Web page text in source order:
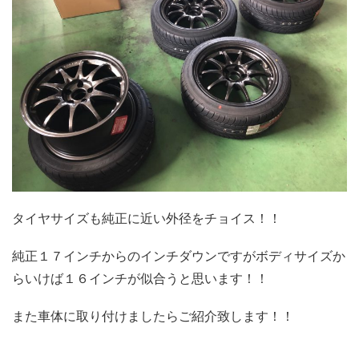
タイヤサイズも純正に近い外径をチョイス！！
純正１７インチからのインチダウンですがボディサイズか
らいけば１６インチが似合うと思います！！
また車体に取り付けましたらご紹介致します！！